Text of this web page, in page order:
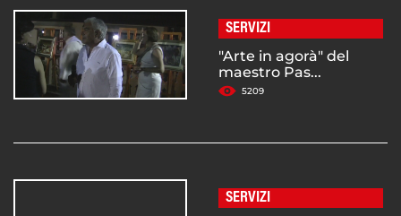
SERVIZI
"Arte in agorà" del
maestro Pas...
5209
SERVIZI